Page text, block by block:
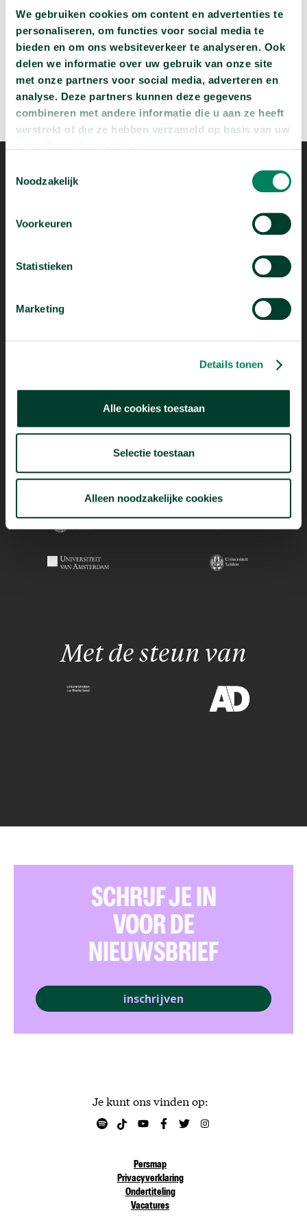
We gebruiken cookies om content en advertenties te
personaliseren, om functies voor social media te
bieden en om ons websiteverkeer te analyseren. Ook
delen we informatie over uw gebruik van onze site
met onze partners voor social media, adverteren en
analyse. Deze partners kunnen deze gegevens
combineren met andere informatie die u aan ze heeft
verstrekt of die ze hebben verzameld op basis van uw
Noodzakelijk
Voorkeuren
Statistieken
Marketing
Details tonen
Alle cookies toestaan
Selectie toestaan
Alleen noodzakelijke cookies
Met de steun van
Je kunt ons vinden op:
Persmap
Privacyverklaring
Ondertiteling
Vacatures
SCHRIJF JE IN
VOOR DE
NIEUWSBRIEF
inschrijven